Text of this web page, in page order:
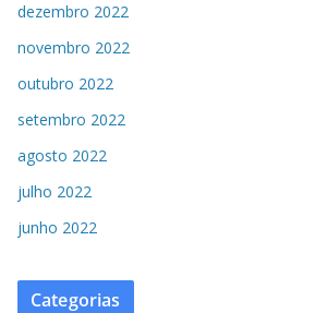
dezembro 2022
novembro 2022
outubro 2022
setembro 2022
agosto 2022
julho 2022
junho 2022
Categorias